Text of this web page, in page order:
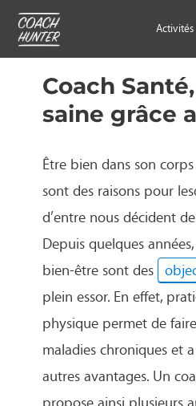
Coach
saine grâce
Être bien dans son
sont des raisons pour
d’entre nous décident
Depuis quelques
bien-être sont des
plein essor. En effet,
physique permet de
maladies chroniques et
autres avantages. Un